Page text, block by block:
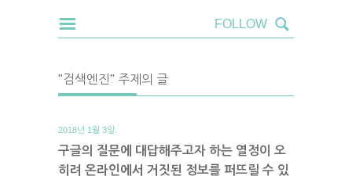
"검색엔진" 주제의 글
2018년 1월 3일.
구글의 질문에 대답해주고자 하는 열정이 오
히려 온라인에서 거짓된 정보를 퍼뜨릴 수 있